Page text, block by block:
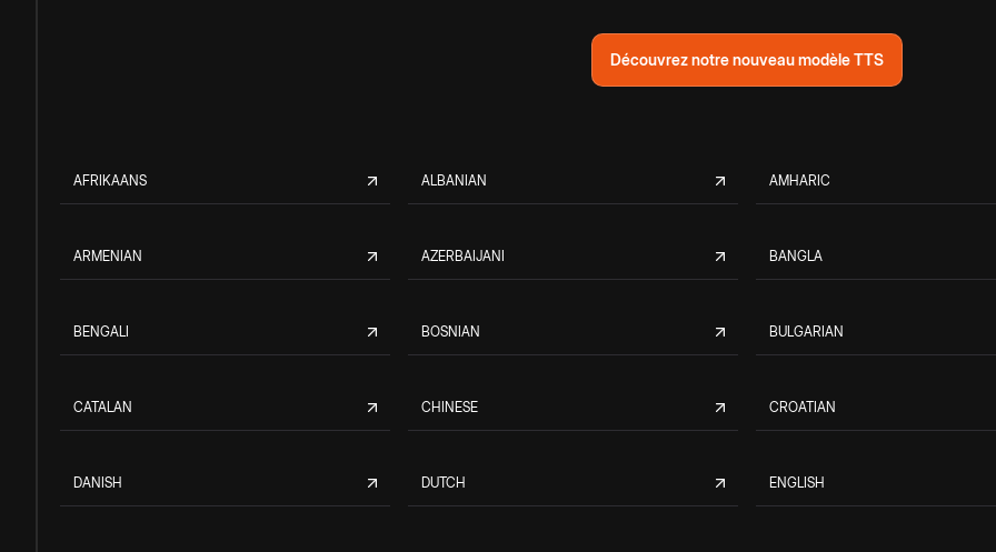
Découvrez notre nouveau modèle TTS
AFRIKAANS ALBANIAN AMHARIC
ARMENIAN AZERBAIJANI BANGLA
BENGALI BOSNIAN BULGARIAN
CATALAN CHINESE CROATIAN
DANISH DUTCH ENGLISH